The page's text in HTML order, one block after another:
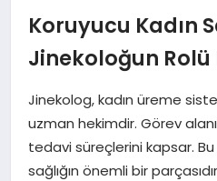
SPOR
Koruyucu Kadın
Jinekoloğun Rolü
Jinekolog, kadın üreme
uzman hekimdir. Görev
tedavi süreçlerini kapsar. Bu
sağlığın önemli bir